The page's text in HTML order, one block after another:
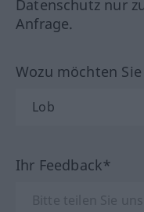
Datenschutz nur
Anfrage.
Wozu möchten
Ihr Feedback*